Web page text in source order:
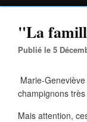
"La
Publié le 5
Marie-
champignons
Mais attention,